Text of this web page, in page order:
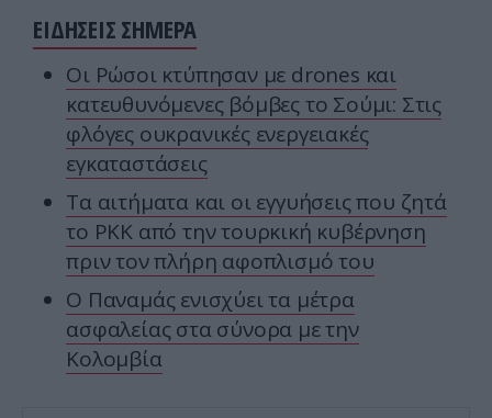
ΕΙΔΗΣΕΙΣ ΣΗΜΕΡΑ
Οι Ρώσοι κτύπησαν με drones και
κατευθυνόμενες βόμβες το Σούμι: Στις
φλόγες ουκρανικές ενεργειακές
εγκαταστάσεις
Τα αιτήματα και οι εγγυήσεις που ζητά
το PKK από την τουρκική κυβέρνηση
πριν τον πλήρη αφοπλισμό του
Ο Παναμάς ενισχύει τα μέτρα
ασφαλείας στα σύνορα με την
Κολομβία